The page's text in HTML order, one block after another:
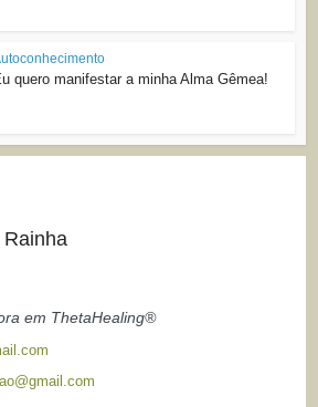
quero manifestar a minha Alma Gêmea!
Rainha
em ThetaHealing®